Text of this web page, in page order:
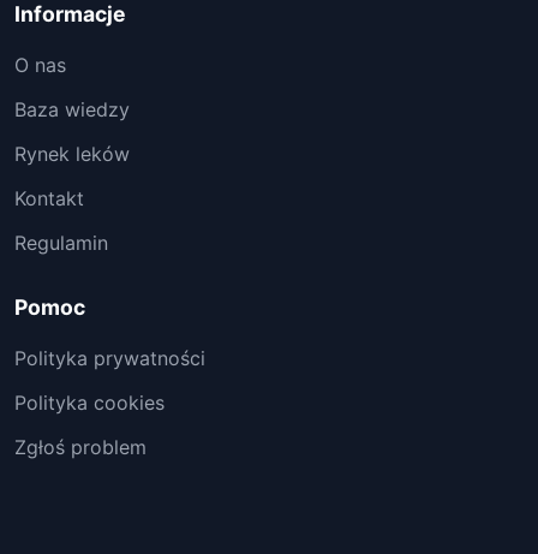
Informacje
O nas
Baza wiedzy
Rynek leków
Kontakt
Regulamin
Pomoc
Polityka prywatności
Polityka cookies
Zgłoś problem